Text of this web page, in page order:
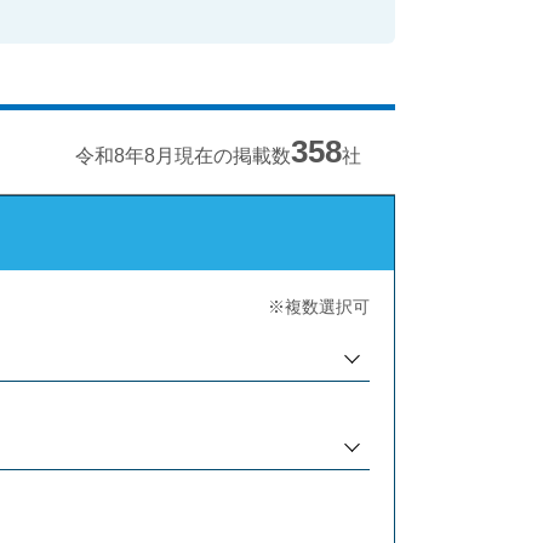
令和8年8月現在の掲載数358社
※複数選択可